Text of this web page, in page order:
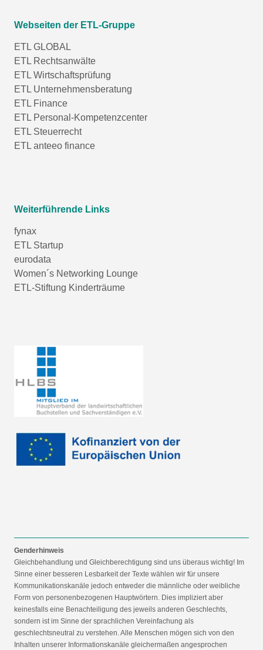
Webseiten der ETL-Gruppe
ETL GLOBAL
ETL Rechtsanwälte
ETL Wirtschaftsprüfung
ETL Unternehmensberatung
ETL Finance
ETL Personal-Kompetenzcenter
ETL Steuerrecht
ETL anteeo finance
Weiterführende Links
fynax
ETL Startup
eurodata
Women´s Networking Lounge
ETL-Stiftung Kinderträume
Genderhinweis
Gleichbehandlung und Gleichberechtigung sind uns überaus wichtig! Im
Sinne einer besseren Lesbarkeit der Texte wählen wir für unsere
Kommunikationskanäle jedoch entweder die männliche oder weibliche
Form von personenbezogenen Hauptwörtern. Dies impliziert aber
keinesfalls eine Benachteiligung des jeweils anderen Geschlechts,
sondern ist im Sinne der sprachlichen Vereinfachung als
geschlechtsneutral zu verstehen. Alle Menschen mögen sich von den
Inhalten unserer Informationskanäle gleichermaßen angesprochen